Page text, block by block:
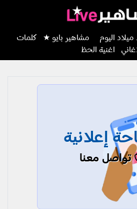
ميلاد اليوم مشاهير بايو ★
كلمات
اغنية الحظ
إعلانية
تواصل معنا